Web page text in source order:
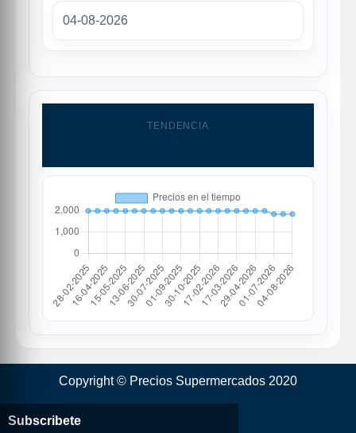
04-08-2026
TENDENCIA
Copyright © Precios Supermercados 2020
Subscribete